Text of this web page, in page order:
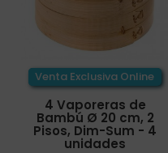
Venta Exclusiva Online
4 Vaporeras de
Bambú Ø 20 cm, 2
Pisos, Dim-Sum - 4
unidades